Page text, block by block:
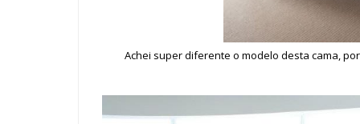
Achei super diferente o modelo desta cama,